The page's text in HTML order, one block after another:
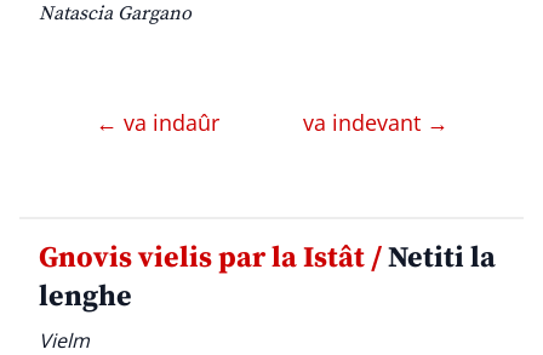
Natascia Gargano
← va indaûr va indevant →
Gnovis vielis par la Istât /Netiti la
lenghe
Vielm